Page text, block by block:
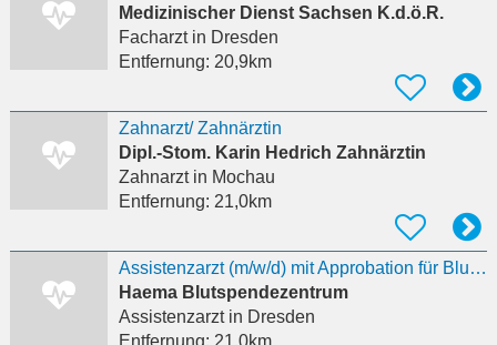
Medizinischer Dienst Sachsen K.d.ö.R.
Facharztin Dresden
Entfernung: 20,9km
Zahnarzt/ Zahnärztin
Dipl.-Stom. Karin Hedrich Zahnärztin
Zahnarztin Mochau
Entfernung: 21,0km
Assistenzarzt (m/w/d) mit Approbation für Blut- und Plasmaspende
Haema Blutspendezentrum
Assistenzarztin Dresden